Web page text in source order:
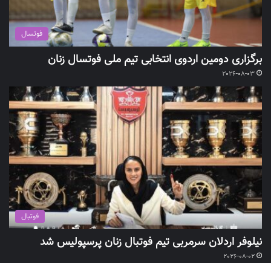
فوتسال
برگزاری دومین اردوی انتخابی تیم ملی فوتسال زنان
2026-08-03
فوتبال
نیلوفر اردلان سرمربی تیم فوتبال زنان پرسپولیس شد
2026-08-02